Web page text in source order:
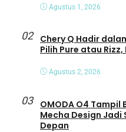
Agustus 1, 2026
02
Chery Q Hadir
Pilih Pure atau Rizz,
Agustus 2, 2026
03
OMODA O4 Tampil
Mecha Design Jadi
Depan